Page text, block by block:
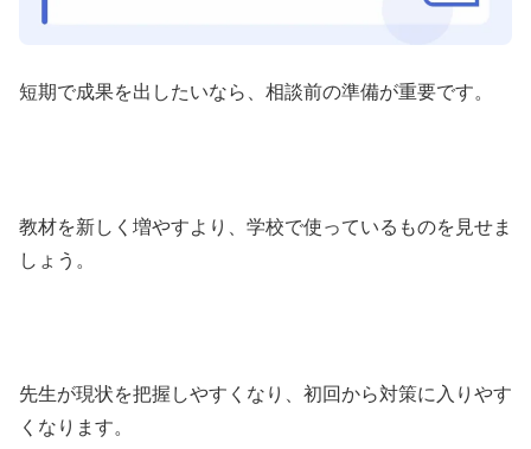
短期で成果を出したいなら、相談前の準備が重要です。
教材を新しく増やすより、学校で使っているものを見せま
しょう。
先生が現状を把握しやすくなり、初回から対策に入りやす
くなります。